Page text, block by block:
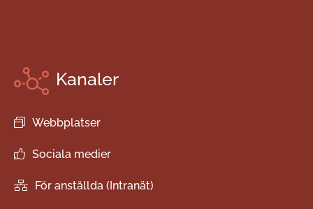
Kanaler
Webbplatser
Sociala medier
För anställda (Intranät)